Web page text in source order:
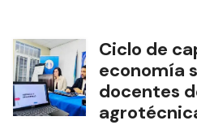
Ciclo de
economía
docentes